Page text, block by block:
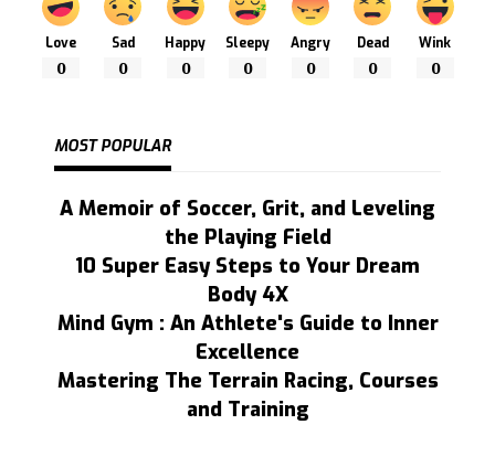
Love
0
Sad
0
Happy
0
Sleepy
0
Angry
0
Dead
0
Wink
0
MOST POPULAR
A Memoir of Soccer, Grit, and Leveling
the Playing Field
10 Super Easy Steps to Your Dream
Body 4X
Mind Gym : An Athlete's Guide to Inner
Excellence
Mastering The Terrain Racing, Courses
and Training